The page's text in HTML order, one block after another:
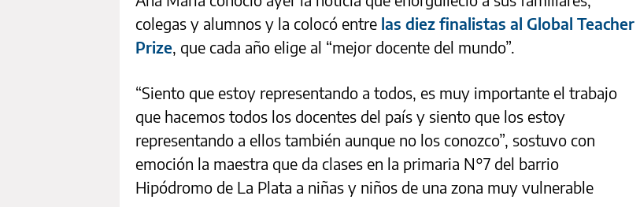
colegas y alumnos y la colocó entre las diez finalistas al Global Teacher
Prize, que cada año elige al “mejor docente del mundo”.
“Siento que estoy representando a todos, es muy importante el trabajo
que hacemos todos los docentes del país y siento que los estoy
representando a ellos también aunque no los conozco”, sostuvo con
emoción la maestra que da clases en la primaria N°7 del barrio
Hipódromo de La Plata a niñas y niños de una zona muy vulnerable